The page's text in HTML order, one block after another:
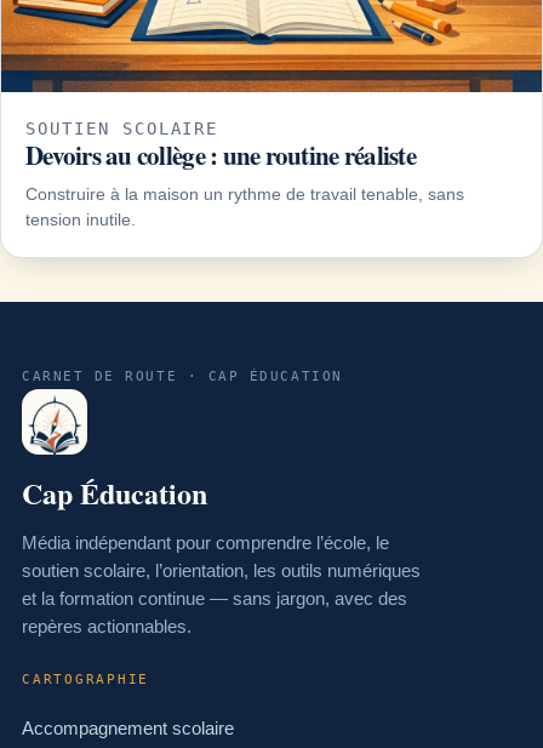
SOUTIEN SCOLAIRE
Devoirs au collège : une routine réaliste
Construire à la maison un rythme de travail tenable, sans
tension inutile.
CARNET DE ROUTE · CAP ÉDUCATION
Cap Éducation
Média indépendant pour comprendre l’école, le
soutien scolaire, l’orientation, les outils numériques
et la formation continue — sans jargon, avec des
repères actionnables.
CARTOGRAPHIE
Accompagnement scolaire